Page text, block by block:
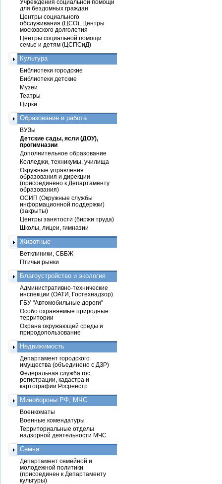
Учреждения социальной помощи
для бездомных граждан
Центры социального
обслуживания (ЦСО), Центры
московского долголетия
Центры социальной помощи
семье и детям (ЦСПСиД)
Культура
Библиотеки городские
Библиотеки детские
Музеи
Театры
Цирки
Образование и работа
ВУЗы
Детские сады, ясли (ДОУ),
прогимназии
Дополнительное образование
Колледжи, техникумы, училища
Окружные управления
образования и дирекции
(присоединено к Департаменту
образования)
ОСИП (Окружные службы
информационной поддержки)
(закрыты)
Центры занятости (биржи труда)
Школы, лицеи, гимназии
Животные
Ветклиники, СББЖ
Птичьи рынки
Благоустройство и экология
Административно-технические
инспекции (ОАТИ, Гостехнадзор)
ГБУ "Автомобильные дороги"
Особо охраняемые природные
территории
Охрана окружающей среды и
природопользование
Недвижимость
Департамент городского
имущества (объединено с ДЗР)
Федеральная служба гос.
регистрации, кадастра и
картографии Росреестр
Минобороны РФ, МЧС
Военкоматы
Военные комендатуры
Территориальные отделы
надзорной деятельности МЧС
Семья
Департамент семейной и
молодежной политики
(присоединен к Департаменту
культуры)